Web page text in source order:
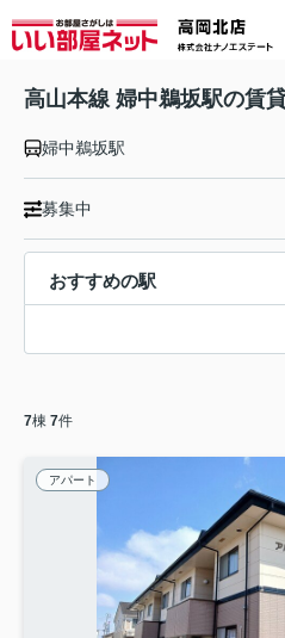
高山本線 婦中鵜坂駅の賃
婦中鵜坂駅
募集中
おすすめの駅
7棟 7件
アパート